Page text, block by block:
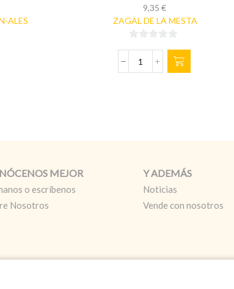
ALES
9,35 €
ZAGAL DE LA MESTA
de
5
QUESO
MEJOR
o escríbenos
Nosotros
Y ADEMÁS
Noticias
Vende con nosotros